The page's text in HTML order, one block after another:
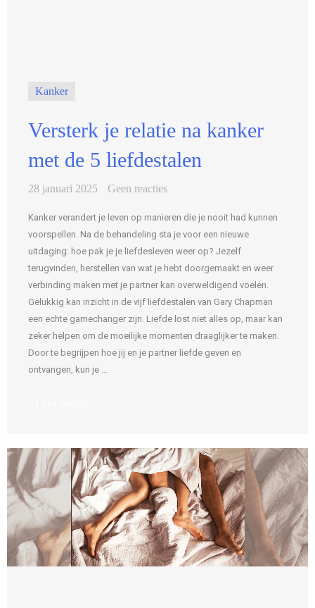
Kanker
Versterk je relatie na kanker
met de 5 liefdestalen
28 januari 2025 Geen reacties
Kanker verandert je leven op manieren die je nooit had kunnen
voorspellen. Na de behandeling sta je voor een nieuwe
uitdaging: hoe pak je je liefdesleven weer op? Jezelf
terugvinden, herstellen van wat je hebt doorgemaakt en weer
verbinding maken met je partner kan overweldigend voelen.
Gelukkig kan inzicht in de vijf liefdestalen van Gary Chapman
een echte gamechanger zijn. Liefde lost niet alles op, maar kan
zeker helpen om de moeilijke momenten draaglijker te maken.
Door te begrijpen hoe jij en je partner liefde geven en
ontvangen, kun je ...